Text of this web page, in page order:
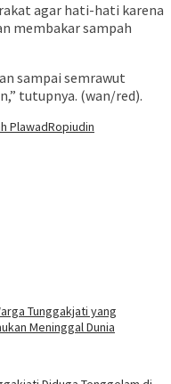
agar hati-hati karena
membakar sampah
sampai semrawut
tutupnya. (wan/red).
PlawadRopiudin
Tunggakjati yang
Meninggal Dunia